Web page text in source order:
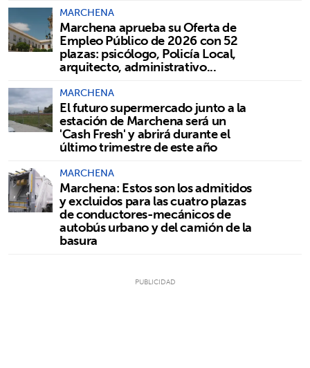
MARCHENA
Marchena aprueba su Oferta de
Empleo Público de 2026 con 52
plazas: psicólogo, Policía Local,
arquitecto, administrativo...
MARCHENA
El futuro supermercado junto a la
estación de Marchena será un
'Cash Fresh' y abrirá durante el
último trimestre de este año
MARCHENA
Marchena: Estos son los admitidos
y excluidos para las cuatro plazas
de conductores-mecánicos de
autobús urbano y del camión de la
basura